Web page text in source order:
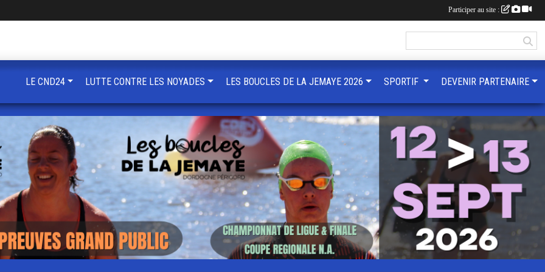
LE CND24 LUTTE CONTRE LES NOYADES LES BOUCLES DE LA JEMAYE 2026 SPORTIF DEVENIR PARTENAIRE
Participer au site :